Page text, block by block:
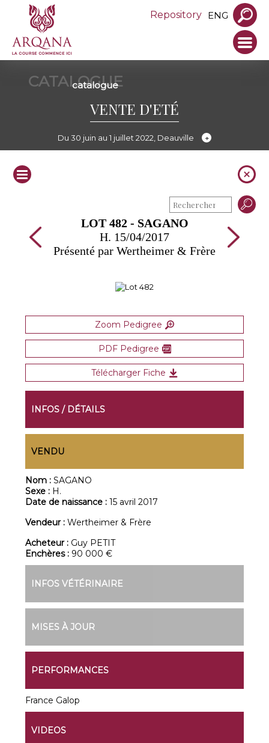
Repository ENG
CATALOGUE
catalogue
VENTE D'ETÉ
Du 30 juin au 1 juillet 2022, Deauville
LOT 482 - SAGANO
H. 15/04/2017
Présenté par Wertheimer & Frère
Zoom Pedigree
PDF Pedigree
Télécharger Fiche
INFOS / DÉTAILS
VENDU
Nom :SAGANO
Sexe : H.
Date de naissance :15 avril 2017
Vendeur :Wertheimer & Frère
Acheteur : Guy PETIT
Enchères : 90 000 €
INFOS VÉTÉRINAIRE
MISES À JOUR
PERFORMANCES
France Galop
VIDEOS